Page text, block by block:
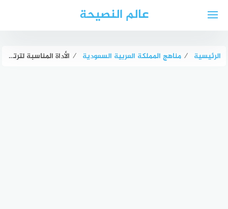
عالم النصيحة
الرئيسية ⁄ مناهج المملكة العربية السعودية ⁄ الأداة المناسبة لترتيب شكلين أو أكثر ووضعهما بطريقة معينة مكان علامة الاستفهام في الصورة التي أمامك هي: المحاذاة تجميع خصائص أدوات